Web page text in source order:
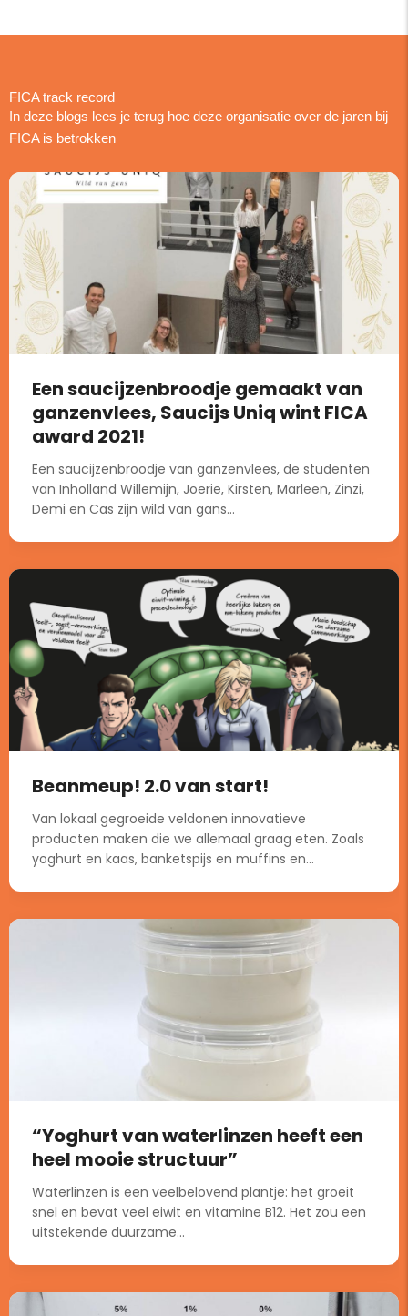
FICA track record
In deze blogs lees je terug hoe deze organisatie over de jaren bij
FICA is betrokken
Een saucijzenbroodje gemaakt van
ganzenvlees, Saucijs Uniq wint FICA
award 2021!
Een saucijzenbroodje van ganzenvlees, de studenten
van Inholland Willemijn, Joerie, Kirsten, Marleen, Zinzi,
Demi en Cas zijn wild van gans...
Beanmeup! 2.0 van start!
Van lokaal gegroeide veldonen innovatieve
producten maken die we allemaal graag eten. Zoals
yoghurt en kaas, banketspijs en muffins en...
“Yoghurt van waterlinzen heeft een
heel mooie structuur”
Waterlinzen is een veelbelovend plantje: het groeit
snel en bevat veel eiwit en vitamine B12. Het zou een
uitstekende duurzame...